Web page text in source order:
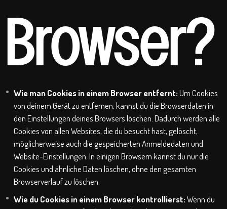
Browser?
Wie man Cookies in einem Browser entfernt:Um Cookies
von deinem Gerät zu entfernen, kannst du die Browserdaten in
den Einstellungen deines Browsers löschen. Dadurch werden alle
Cookies von allen Websites, die du besucht hast, gelöscht,
möglicherweise auch die gespeicherten Anmeldedaten und
Website-Einstellungen. In einigen Browsern kannst du nur die
Cookies und ähnliche Daten löschen, ohne den gesamten
Browserverlauf zu löschen.
Wie du Cookies in einem Browser kontrollierst:Wenn du